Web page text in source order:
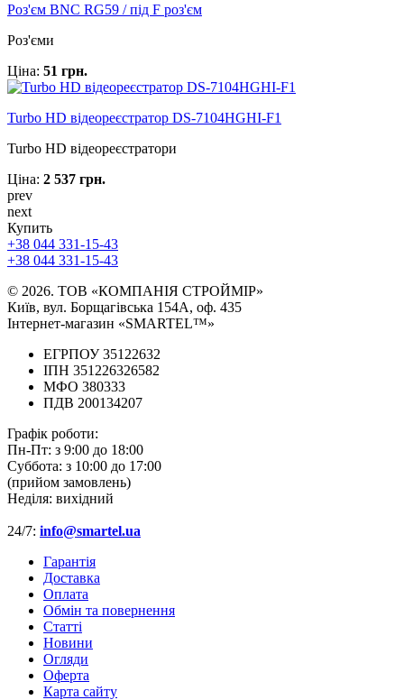
Роз'єм BNC RG59 / під F роз'єм
Роз'єми
Ціна: 51 грн.
Turbo HD відеореєстратор DS-7104HGHI-F1
Turbo HD відеореєстратори
Ціна: 2 537 грн.
prev
next
Купить
+38 044 331-15-43
+38 044 331-15-43
© 2026. ТОВ «КОМПАНІЯ СТРОЙМІР»
Київ, вул. Борщагівська 154А, оф. 435
Інтернет-магазин «SMARTEL™»
ЕГРПОУ 35122632
ІПН 351226326582
МФО 380333
ПДВ 200134207
Графік роботи:
Пн-Пт: з 9:00 до 18:00
Суббота: з 10:00 до 17:00
(прийом замовлень)
Неділя: вихідний
24/7: info@smartel.ua
Гарантія
Доставка
Оплата
Обмін та повернення
Cтатті
Новини
Огляди
Оферта
Карта сайту